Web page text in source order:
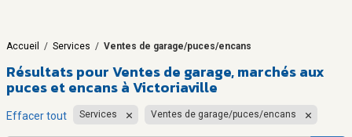
Accueil / Services / Ventes de garage/puces/encans
Résultats pourVentes de garage, marchés aux
puces et encans à Victoriaville
Effacer tout Services Ventes de garage/puces/encans